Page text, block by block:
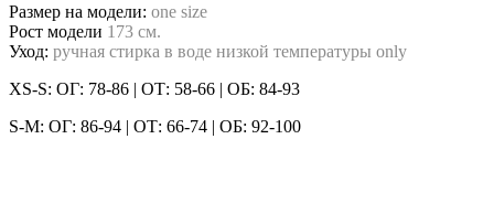
Размер на модели: one size
Рост модели 173 см.
Уход: ручная стирка в воде низкой температуры only
XS-S: ОГ: 78-86 | ОТ: 58-66 | ОБ: 84-93
S-M: ОГ: 86-94 | ОТ: 66-74 | ОБ: 92-100